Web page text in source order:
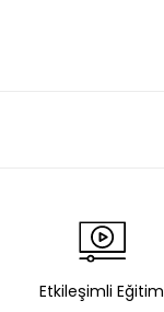
Etkileşimli Eğitim